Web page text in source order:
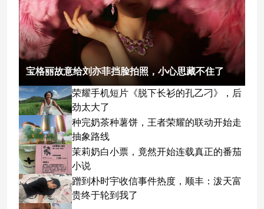
宝格丽故意给刘亦菲挡脸拍照，小心思藏不住了
荣耀手机短片《脱下长衫的孔乙刁》，后
劲太大了
种完奶茶种薯饼，王者荣耀的联动开始走
抽象路线
茉莉奶白小票，竟然开始连载真正的番茄
小说
蹭到朴时宇收信事件热度，顺丰：泼天富
贵终于轮到我了